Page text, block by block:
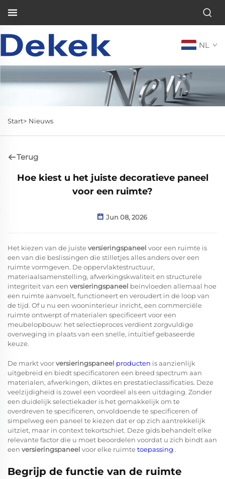
NL
Start> Nieuws
Terug
Hoe kiest u het juiste decoratieve paneel
voor een ruimte?
Jun 08, 2026
Het kiezen van de juisteversieringspaneel voor een ruimte is
een van die beslissingen die stilletjes alles anders over een
ruimte vormgeven. De oppervlaktestructuur,
materiaalsamenstelling, afwerkingskwaliteit en structurele
integriteit van een versieringspaneel beïnvloeden allemaal hoe
een ruimte aanvoelt, functioneert en veroudert in de loop van
de tijd. Of u nu een wooninterieur inricht, een commerciële
ruimte ontwerpt of materialen specificeert voor een
meubelopbouw: het selectieproces verdient zorgvuldige
overweging in plaats van een snelle, intuïtief gebaseerde
keuze.
De markt voorversieringspaneel producten is aanzienlijk
uitgebreid en biedt specificatoren een breed spectrum aan
materialen, afwerkingen, diktes en prestatieclassificaties. Deze
veelzijdigheid is zowel een voordeel als een uitdaging. Zonder
een duidelijk selectiekader is het gemakkelijk om te
overdreven te specificeren, onvoldoende te specificeren of
simpelweg een paneel te kiezen dat er op zich aantrekkelijk
uitziet, maar in context tekortschiet. Deze gids behandelt elke
relevante factor die u moet beoordelen voordat u zich bindt aan
een versieringspaneel voor elke ruimtetoepassing .
Begrijp de functie van de ruimte